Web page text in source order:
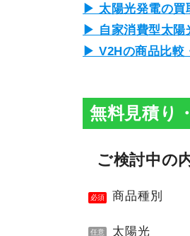
▶ 太陽光発電の買
▶ 自家消費型太陽
▶ V2Hの商品比較
無料見積り
ご検討中の
必須 商品種別
任意 太陽光